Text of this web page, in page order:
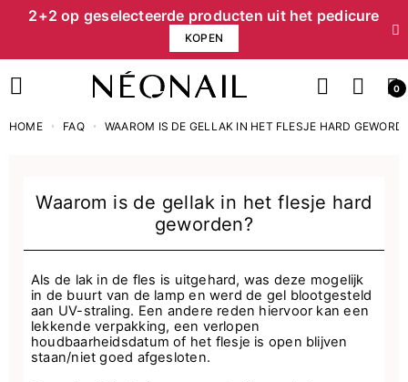
2+2 op geselecteerde producten uit het pedicure
KOPEN
0
HOME FAQ WAAROM IS DE GELLAK IN HET FLESJE HARD
Waarom is de gellak in het flesje hard
geworden?
Als de lak in de fles is uitgehard, was deze mogelijk
in de buurt van de lamp en werd de gel blootgesteld
aan UV-straling. Een andere reden hiervoor kan een
lekkende verpakking, een verlopen
houdbaarheidsdatum of het flesje is open blijven
staan/niet goed afgesloten.